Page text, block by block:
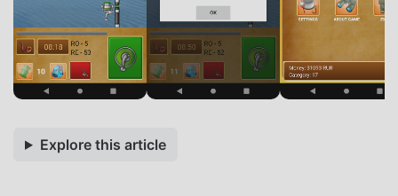
Explore this article